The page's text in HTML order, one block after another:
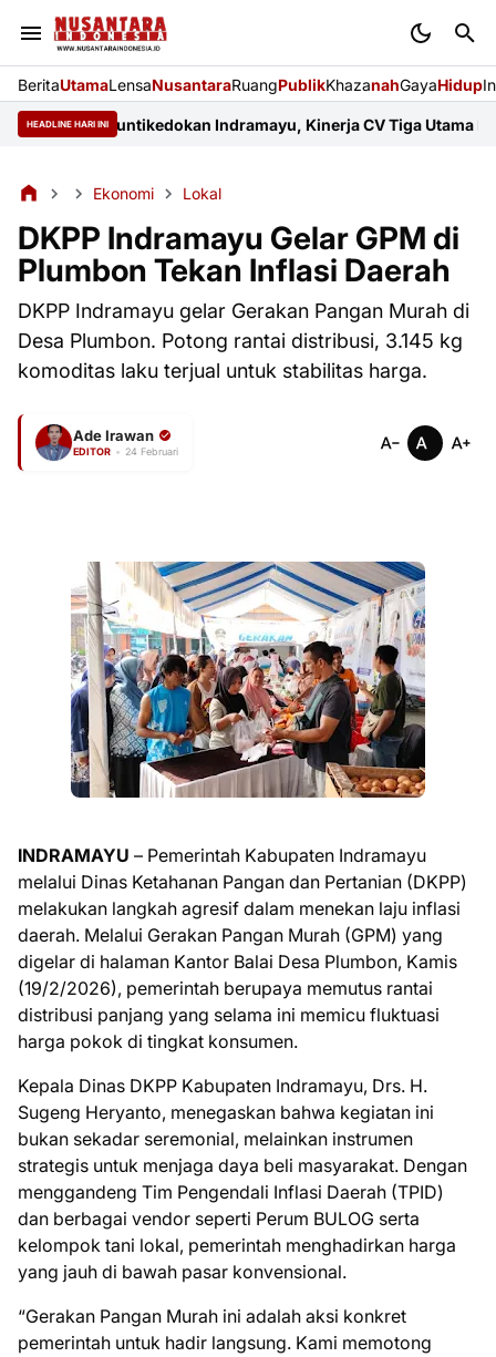
BeritaUtamaLensaNusantaraRuangPublikKhazanahGayaHidup
HEADLINE HARI INI
di Juntikedokan Indramayu, Kinerja CV Tiga Utama
Ekonomi Lokal
DKPP Indramayu Gelar GPM di
Plumbon Tekan Inflasi Daerah
DKPP Indramayu gelar Gerakan Pangan Murah di
Desa Plumbon. Potong rantai distribusi, 3.145 kg
komoditas laku terjual untuk stabilitas harga.
Ade Irawan
EDITOR • 24 Februari
INDRAMAYU – Pemerintah Kabupaten Indramayu
melalui Dinas Ketahanan Pangan dan Pertanian (DKPP)
melakukan langkah agresif dalam menekan laju inflasi
daerah. Melalui Gerakan Pangan Murah (GPM) yang
digelar di halaman Kantor Balai Desa Plumbon, Kamis
(19/2/2026), pemerintah berupaya memutus rantai
distribusi panjang yang selama ini memicu fluktuasi
harga pokok di tingkat konsumen.
Kepala Dinas DKPP Kabupaten Indramayu, Drs. H.
Sugeng Heryanto, menegaskan bahwa kegiatan ini
bukan sekadar seremonial, melainkan instrumen
strategis untuk menjaga daya beli masyarakat. Dengan
menggandeng Tim Pengendali Inflasi Daerah (TPID)
dan berbagai vendor seperti Perum BULOG serta
kelompok tani lokal, pemerintah menghadirkan harga
yang jauh di bawah pasar konvensional.
“Gerakan Pangan Murah ini adalah aksi konkret
pemerintah untuk hadir langsung. Kami memotong